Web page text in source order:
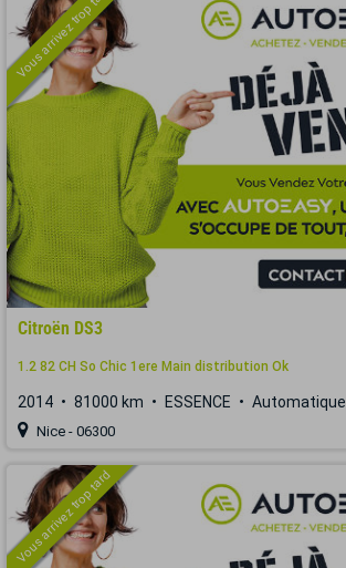
Vous arrivez trop tard
Citroën DS3
1.2 82 CH So Chic 1ere Main distribution Ok
2014 81000 km ESSENCE Automatique
Nice - 06300
Vous arrivez trop tard